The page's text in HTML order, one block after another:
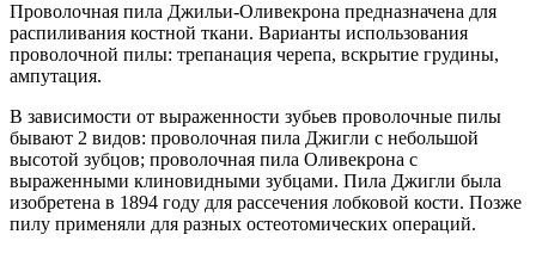
Проволочная пила Джильи-Оливекрона предназначена для
распиливания костной ткани. Варианты использования
проволочной пилы: трепанация черепа, вскрытие грудины,
ампутация.
В зависимости от выраженности зубьев проволочные пилы
бывают 2 видов: проволочная пила Джигли с небольшой
высотой зубцов; проволочная пила Оливекрона с
выраженными клиновидными зубцами. Пила Джигли была
изобретена в 1894 году для рассечения лобковой кости. Позже
пилу применяли для разных остеотомических операций.